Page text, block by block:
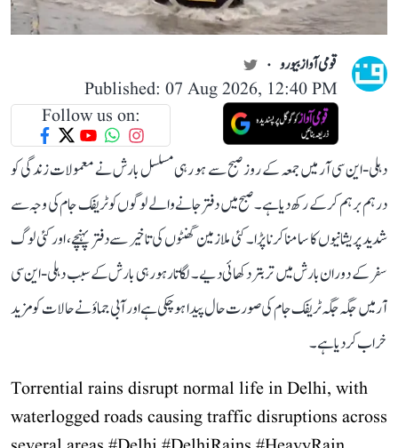
قومی آواز بیورو
Published: 07 Aug 2026, 12:40 PM
Follow us on:
دہلی-این سی آر میں جمعہ کے روز صبح سے ہو رہی مسلسل بارش نے معمولات زندگی کو
درہم برہم کر کے رکھ دیا ہے۔ صبح میں دفتر جانے والے لوگوں کو ٹریفک جام کی وجہ سے
شدید پریشانیوں کا سامنا کرنا پڑا۔ کئی ملازمین گھنٹوں کی تاخیر سے دفتر پہنچے، اور کئی لوگ
سفر کے دوران بارش میں تر بتر دکھائی دیے۔ لگاتار ہو رہی بارش کے سبب دہلی-این سی
آر میں جگہ جگہ ٹریفک جام کی صورت حال پیدا ہو چکی ہے اور آبی جماؤ نے حالات کو مزید
خراب کر دیا ہے۔
Torrential rains disrupt normal life in Delhi, with
waterlogged roads causing traffic disruptions across